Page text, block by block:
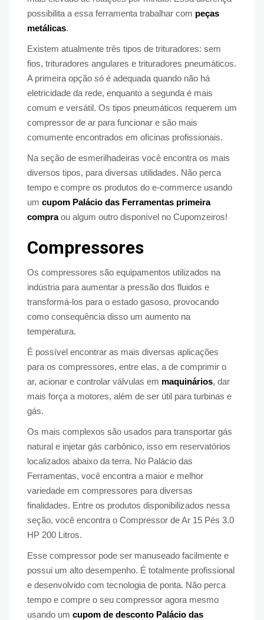
possibilita a essa ferramenta trabalhar com peças
metálicas.
Existem atualmente três tipos de trituradores: sem
fios, trituradores angulares e trituradores pneumáticos.
A primeira opção só é adequada quando não há
eletricidade da rede, enquanto a segunda é mais
comum e versátil. Os tipos pneumáticos requerem um
compressor de ar para funcionar e são mais
comumente encontrados em oficinas profissionais.
Na seção de esmerilhadeiras você encontra os mais
diversos tipos, para diversas utilidades. Não perca
tempo e compre os produtos do e-commerce usando
um cupom Palácio das Ferramentas primeira
compraou algum outro disponível no Cupomzeiros!
Compressores
Os compressores são equipamentos utilizados na
indústria para aumentar a pressão dos fluidos e
transformá-los para o estado gasoso, provocando
como consequência disso um aumento na
temperatura.
É possível encontrar as mais diversas aplicações
para os compressores, entre elas, a de comprimir o
ar, acionar e controlar válvulas em maquinários, dar
mais força a motores, além de ser útil para turbinas e
gás.
Os mais complexos são usados para transportar gás
natural e injetar gás carbônico, isso em reservatórios
localizados abaixo da terra. No Palácio das
Ferramentas, você encontra a maior e melhor
variedade em compressores para diversas
finalidades. Entre os produtos disponibilizados nessa
seção, você encontra o Compressor de Ar 15 Pés 3.0
HP 200 Litros.
Esse compressor pode ser manuseado facilmente e
possui um alto desempenho. É totalmente profissional
e desenvolvido com tecnologia de ponta. Não perca
tempo e compre o seu compressor agora mesmo
usando um cupom de desconto Palácio das